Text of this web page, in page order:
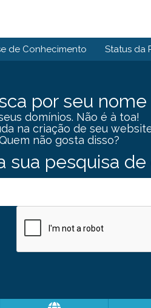
de Conhecimento Status da
por seu
domínios. Não é à toa!
na criação de seu
não gosta disso?
sua pesquisa